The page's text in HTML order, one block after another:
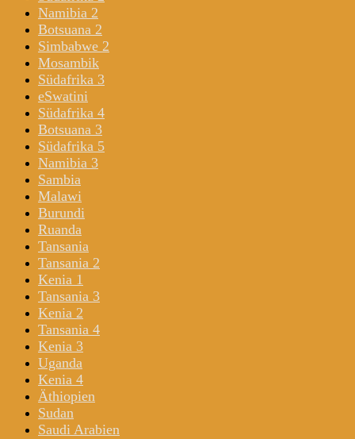
Namibia 2
Botsuana 2
Simbabwe 2
Mosambik
Südafrika 3
eSwatini
Südafrika 4
Botsuana 3
Südafrika 5
Namibia 3
Sambia
Malawi
Burundi
Ruanda
Tansania
Tansania 2
Kenia 1
Tansania 3
Kenia 2
Tansania 4
Kenia 3
Uganda
Kenia 4
Äthiopien
Sudan
Saudi Arabien